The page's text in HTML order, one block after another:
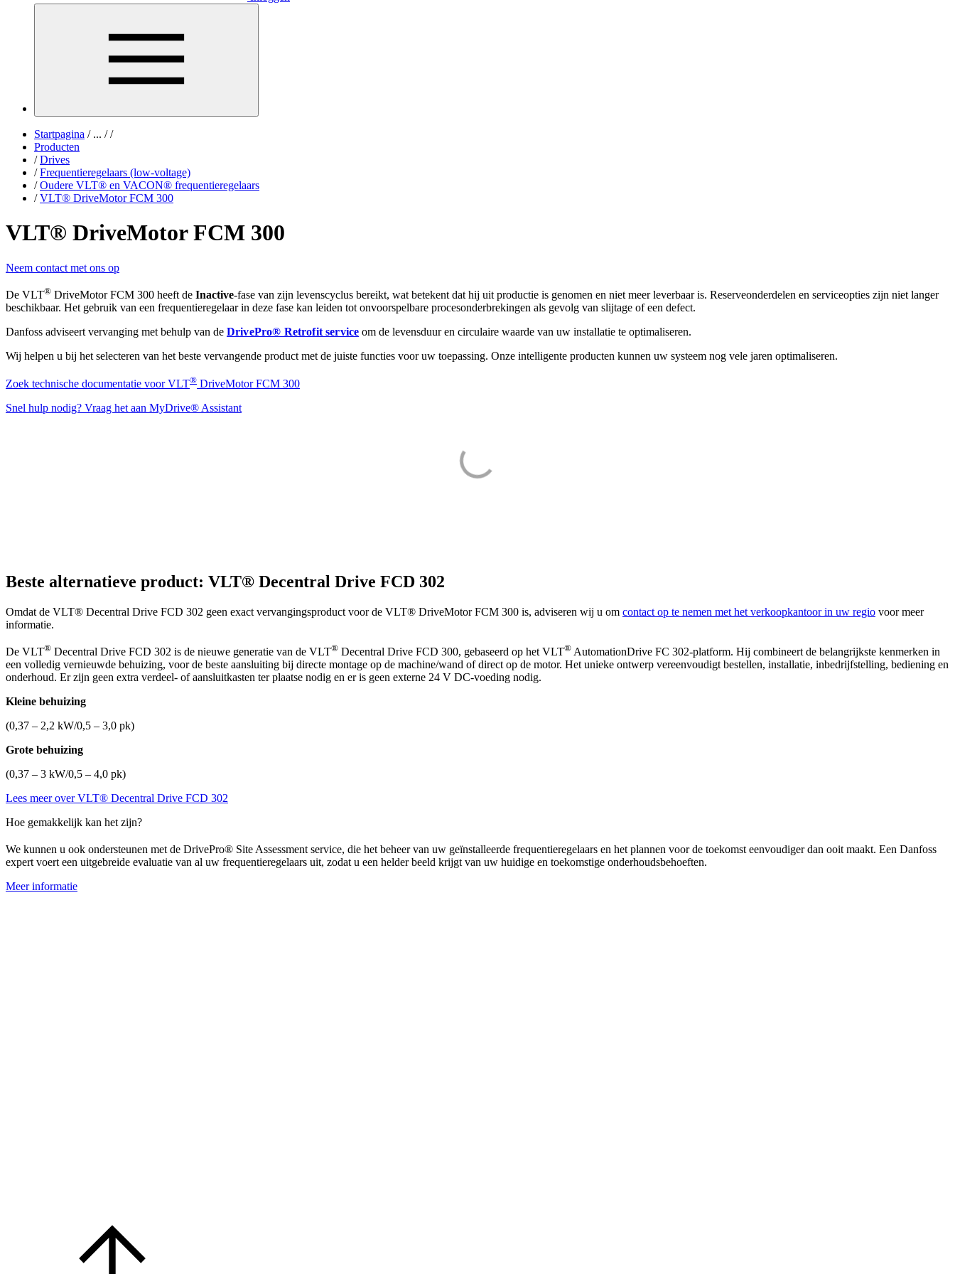
Startpagina /... / /
Producten
/ Drives
/ Frequentieregelaars (low-voltage)
/ Oudere VLT® en VACON® frequentieregelaars
/ VLT® DriveMotor FCM 300
VLT® DriveMotor FCM 300
Neem contact met ons op
De VLT® DriveMotor FCM 300 heeft de Inactive-fase van zijn levenscyclus bereikt, wat betekent dat hij uit productie is genomen en niet meer leverbaar is. Reserveonderdelen en serviceopties zijn niet langer
beschikbaar. Het gebruik van een frequentieregelaar in deze fase kan leiden tot onvoorspelbare procesonderbrekingen als gevolg van slijtage of een defect.
Danfoss adviseert vervanging met behulp van de DrivePro® Retrofit service om de levensduur en circulaire waarde van uw installatie te optimaliseren.
Wij helpen u bij het selecteren van het beste vervangende product met de juiste functies voor uw toepassing. Onze intelligente producten kunnen uw systeem nog vele jaren optimaliseren.
Zoek technische documentatie voor VLT® DriveMotor FCM 300
Snel hulp nodig? Vraag het aan MyDrive® Assistant
Beste alternatieve product: VLT® Decentral Drive FCD 302
Omdat de VLT® Decentral Drive FCD 302 geen exact vervangingsproduct voor de VLT® DriveMotor FCM 300 is, adviseren wij u om contact op te nemen met het verkoopkantoor in uw regio voor meer
informatie.
De VLT® Decentral Drive FCD 302 is de nieuwe generatie van de VLT® Decentral Drive FCD 300, gebaseerd op het VLT® AutomationDrive FC 302-platform. Hij combineert de belangrijkste kenmerken in
een volledig vernieuwde behuizing, voor de beste aansluiting bij directe montage op de machine/wand of direct op de motor. Het unieke ontwerp vereenvoudigt bestellen, installatie, inbedrijfstelling, bediening en
onderhoud. Er zijn geen extra verdeel- of aansluitkasten ter plaatse nodig en er is geen externe 24 V DC-voeding nodig.
Kleine behuizing
(0,37 – 2,2 kW/0,5 – 3,0 pk)
Grote behuizing
(0,37 – 3 kW/0,5 – 4,0 pk)
Lees meer over VLT® Decentral Drive FCD 302
Hoe gemakkelijk kan het zijn?
We kunnen u ook ondersteunen met de DrivePro® Site Assessment service, die het beheer van uw geïnstalleerde frequentieregelaars en het plannen voor de toekomst eenvoudiger dan ooit maakt. Een Danfoss
expert voert een uitgebreide evaluatie van al uw frequentieregelaars uit, zodat u een helder beeld krijgt van uw huidige en toekomstige onderhoudsbehoeften.
Meer informatie